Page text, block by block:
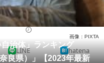
育・育児
ーチ
治体」ランキング
良県）」【2023年最新
画像：PIXTA
LINE hatena